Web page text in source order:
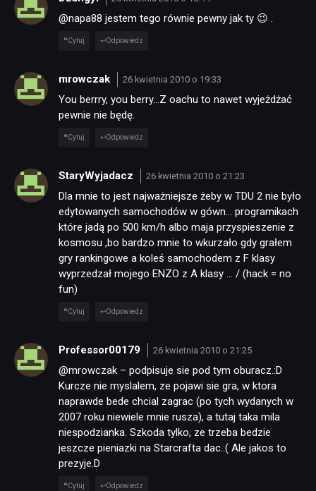
@napa88 jestem tego równie pewny jak ty 😉 .
Cytuj Odpowiedz
mrowczak 26 kwietnia 2010 o 19:33
You berrry, you berry…Z oachu to nawet wyjeżdżać
pewnie nie będę.
Cytuj Odpowiedz
StaryWyjadacz 26 kwietnia 2010 o 21:23
Dla mnie to jest najważniejsze żeby w TDU 2 nie było
edytowanych samochodów w gówn… programikach
które jadą po 500 km/h albo maja przyspieszenie z
kosmosu ,bo bardzo mnie to wkurzało gdy grałem
gry rankingowe a koleś samochodem z F klasy
wyprzedzał mojego ENZO z A klasy … / (hack = no
fun)
Cytuj Odpowiedz
Professor00179 26 kwietnia 2010 o 21:25
@mrowczak – podpisuje sie pod tym oburacz.:D
Kurcze nie myslalem, ze pojawi sie gra, w ktora
naprawde bede chcial zagrac (po tych wydanych w
2007 roku niewiele mnie rusza), a tutaj taka mila
niespodzianka. Szkoda tylko, ze trzeba bedzie
jeszcze pieniazki na Starcrafta dac.:( Ale jakos to
prezyje.D
Cytuj Odpowiedz